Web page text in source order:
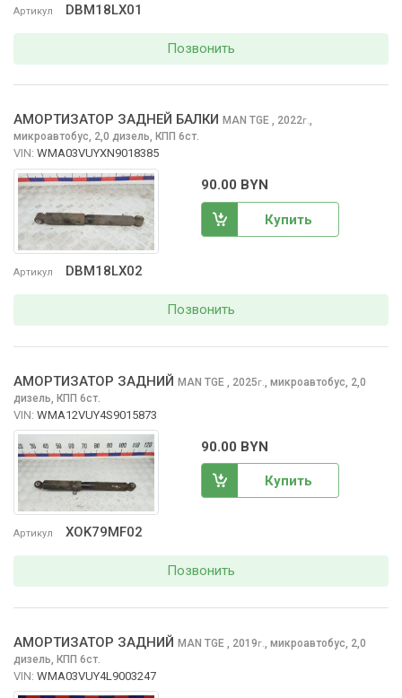
Артикул DBM18LX01
Позвонить
Артикул DBM18LX02
АМОРТИЗАТОР ЗАДНЕЙ БАЛКИ MAN TGE , 2022г.,
микроавтобус, 2,0 дизель, КПП 6ст.
VIN: WMA03VUYXN9018385
90.00 BYN
Купить
Позвонить
Артикул XOK79MF02
АМОРТИЗАТОР ЗАДНИЙ MAN TGE , 2025г.
микроавтобус, 2,0
дизель, КПП 6ст.
VIN: WMA12VUY4S9015873
90.00 BYN
Купить
Позвонить
АМОРТИЗАТОР ЗАДНИЙ MAN TGE , 2019г.
микроавтобус, 2,0
дизель, КПП 6ст.
VIN: WMA03VUY4L9003247